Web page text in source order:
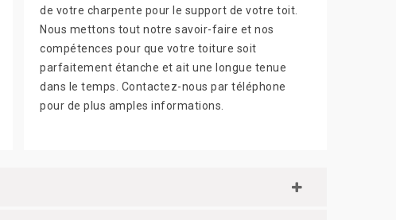
de votre charpente pour le support de votre toit.
Nous mettons tout notre savoir-faire et nos
compétences pour que votre toiture soit
parfaitement étanche et ait une longue tenue
dans le temps. Contactez-nous par téléphone
pour de plus amples informations.